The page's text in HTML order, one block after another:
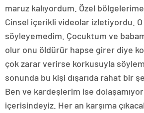
maruz kalıyordum. Özel
Cinsel içerikli videolar izletiyordu.
söyleyemedim. Çocuktum ve
olur onu öldürür hapse girer diye
çok zarar verirse korkusuyla
sonunda bu kişi dışarıda rahat bir
Ben ve kardeşlerim ise
içerisindeyiz. Her an karşıma